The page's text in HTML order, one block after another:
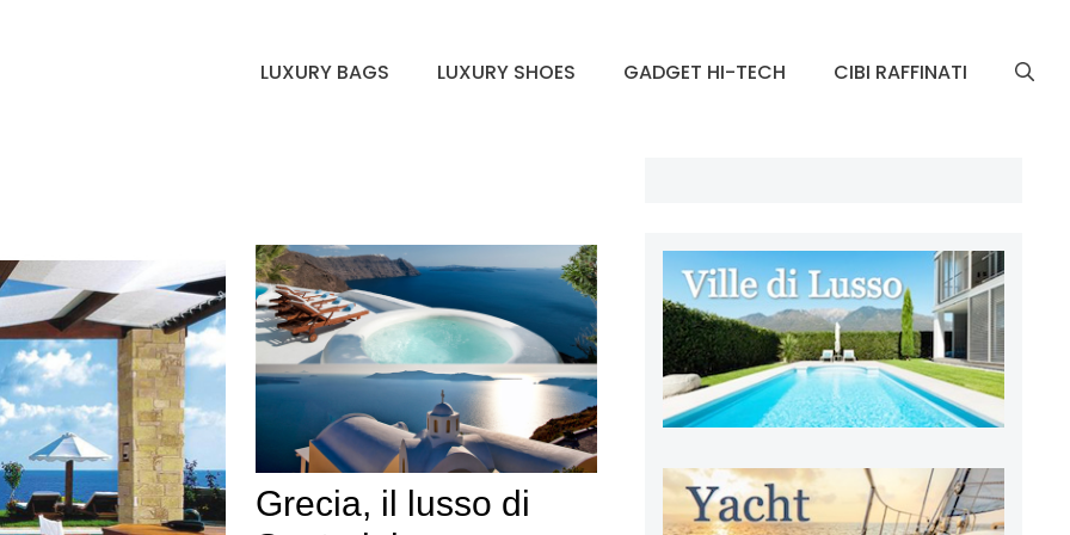
LUXURY BAGS LUXURY SHOES GADGET HI-TECH CIBI RAFFINATI
Grecia, il lusso di